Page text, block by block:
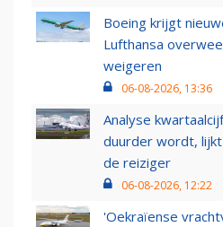
Boeing krijgt
Lufthansa
weigeren
06-08-2026, 13:36
Analyse
duurder wordt,
de reiziger
06-08-2026, 12:22
'Oekraïense